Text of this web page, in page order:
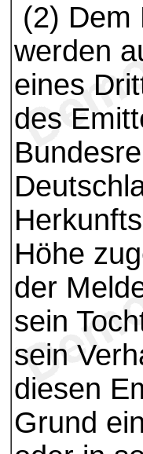
(2) Dem
werden
eines
des
Höhe
der
sein
sein
diesen
Grund